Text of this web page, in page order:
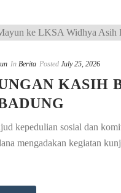
In Berita Posted July 25, 2026
KASIH
kepedulian sosial dan
mengadakan kegiatan